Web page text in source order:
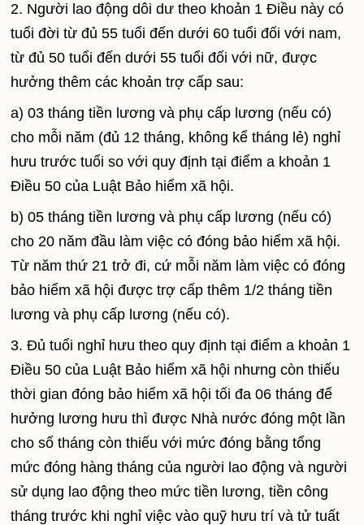
2. Người lao động dôi dư theo khoản 1 Điều này có
tuổi đời từ đủ 55 tuổi đến dưới 60 tuổi đối với nam,
từ đủ 50 tuổi đến dưới 55 tuổi đối với nữ, được
hưởng thêm các khoản trợ cấp sau:
a) 03 tháng tiền lương và phụ cấp lương (nếu có)
cho mỗi năm (đủ 12 tháng, không kể tháng lẻ) nghỉ
hưu trước tuổi so với quy định tại điểm a khoản 1
Điều 50 của Luật Bảo hiểm xã hội.
b) 05 tháng tiền lương và phụ cấp lương (nếu có)
cho 20 năm đầu làm việc có đóng bảo hiểm xã hội.
Từ năm thứ 21 trở đi, cứ mỗi năm làm việc có đóng
bảo hiểm xã hội được trợ cấp thêm 1/2 tháng tiền
lương và phụ cấp lương (nếu có).
3. Đủ tuổi nghỉ hưu theo quy định tại điểm a khoản 1
Điều 50 của Luật Bảo hiểm xã hội nhưng còn thiếu
thời gian đóng bảo hiểm xã hội tối đa 06 tháng để
hưởng lương hưu thì được Nhà nước đóng một lần
cho số tháng còn thiếu với mức đóng bằng tổng
mức đóng hàng tháng của người lao động và người
sử dụng lao động theo mức tiền lương, tiền công
tháng trước khi nghỉ việc vào quỹ hưu trí và tử tuất